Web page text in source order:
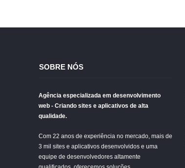
SOBRE NÓS
Agência especializada em desenvolvimento
web - Criando sites e aplicativos de alta
qualidade.
Com 22 anos de experiência no mercado, mais de
3 mil sites e aplicativos desenvolvidos e uma
equipe de desenvolvedores altamente